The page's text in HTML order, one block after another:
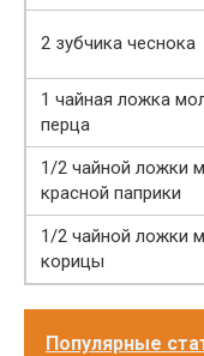
2 зубчика чеснока
1 чайная ложка
перца
1/2 чайной ложки
красной паприки
1/2 чайной ложки
корицы
Популярные